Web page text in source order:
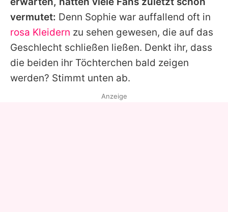
vermutet: Denn Sophie war auffallend oft in
rosa Kleidern zu sehen gewesen, die auf das
Geschlecht schließen ließen. Denkt ihr, dass
die beiden ihr Töchterchen bald zeigen
werden? Stimmt unten ab.
Anzeige